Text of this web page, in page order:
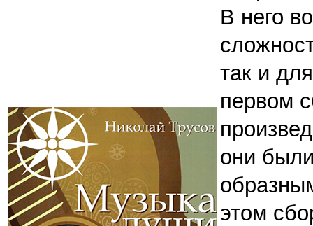
В него
так и
первом
они
этом